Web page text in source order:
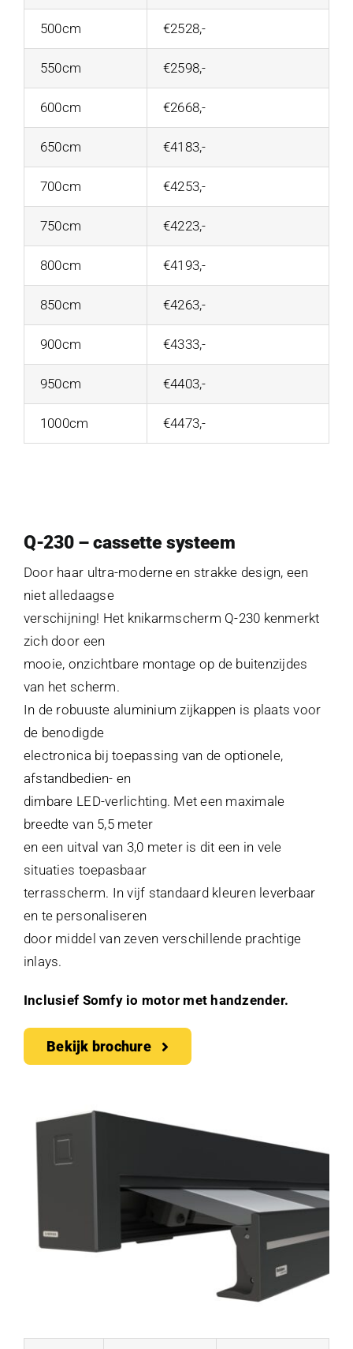
500cm €2528,-
550cm €2598,-
600cm €2668,-
650cm €4183,-
700cm €4253,-
750cm €4223,-
800cm €4193,-
850cm €4263,-
900cm €4333,-
950cm €4403,-
1000cm €4473,-
Q-230 – cassette systeem
Door haar ultra-moderne en strakke design, een
niet alledaagse
verschijning! Het knikarmscherm Q-230 kenmerkt
zich door een
mooie, onzichtbare montage op de buitenzijdes
van het scherm.
In de robuuste aluminium zijkappen is plaats voor
de benodigde
electronica bij toepassing van de optionele,
afstandbedien- en
dimbare LED-verlichting. Met een maximale
breedte van 5,5 meter
en een uitval van 3,0 meter is dit een in vele
situaties toepasbaar
terrasscherm. In vijf standaard kleuren leverbaar
en te personaliseren
door middel van zeven verschillende prachtige
inlays.
Inclusief Somfy io motor met handzender.
Bekijk brochure